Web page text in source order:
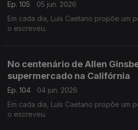
Ep. 105
05 jun. 2026
Em cada dia, Luís Caetano propõe um
o escreveu.
No centenário de Allen
supermercado na Califórnia
Ep. 104
04 jun. 2026
Em cada dia, Luís Caetano propõe um
o escreveu.